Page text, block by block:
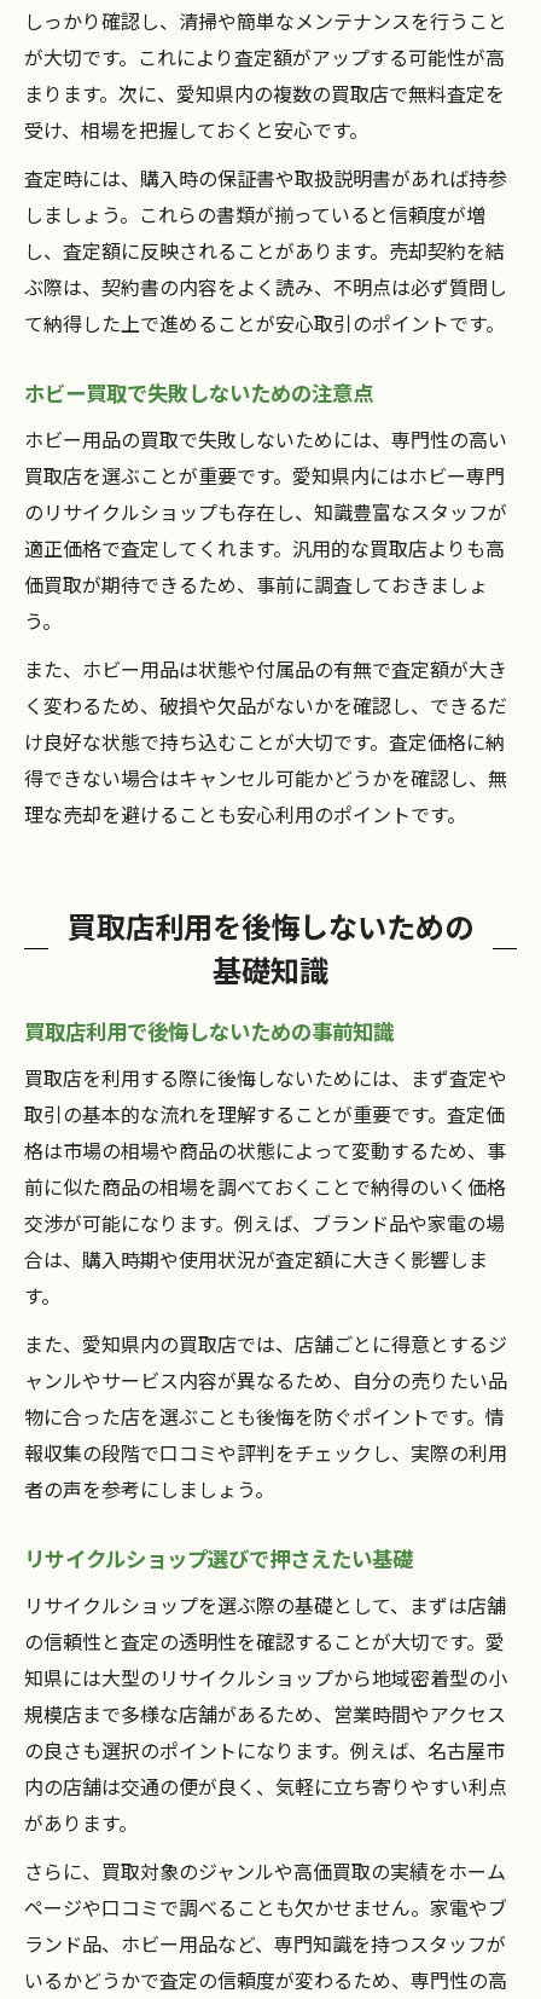
しっかり確認し、清掃や簡単なメンテナンスを行うこと
が大切です。これにより査定額がアップする可能性が高
まります。次に、愛知県内の複数の買取店で無料査定を
受け、相場を把握しておくと安心です。
査定時には、購入時の保証書や取扱説明書があれば持参
しましょう。これらの書類が揃っていると信頼度が増
し、査定額に反映されることがあります。売却契約を結
ぶ際は、契約書の内容をよく読み、不明点は必ず質問し
て納得した上で進めることが安心取引のポイントです。
ホビー買取で失敗しないための注意点
ホビー用品の買取で失敗しないためには、専門性の高い
買取店を選ぶことが重要です。愛知県内にはホビー専門
のリサイクルショップも存在し、知識豊富なスタッフが
適正価格で査定してくれます。汎用的な買取店よりも高
価買取が期待できるため、事前に調査しておきましょ
う。
また、ホビー用品は状態や付属品の有無で査定額が大き
く変わるため、破損や欠品がないかを確認し、できるだ
け良好な状態で持ち込むことが大切です。査定価格に納
得できない場合はキャンセル可能かどうかを確認し、無
理な売却を避けることも安心利用のポイントです。
買取店利用を後悔しないための
基礎知識
買取店利用で後悔しないための事前知識
買取店を利用する際に後悔しないためには、まず査定や
取引の基本的な流れを理解することが重要です。査定価
格は市場の相場や商品の状態によって変動するため、事
前に似た商品の相場を調べておくことで納得のいく価格
交渉が可能になります。例えば、ブランド品や家電の場
合は、購入時期や使用状況が査定額に大きく影響しま
す。
また、愛知県内の買取店では、店舗ごとに得意とするジ
ャンルやサービス内容が異なるため、自分の売りたい品
物に合った店を選ぶことも後悔を防ぐポイントです。情
報収集の段階で口コミや評判をチェックし、実際の利用
者の声を参考にしましょう。
リサイクルショップ選びで押さえたい基礎
リサイクルショップを選ぶ際の基礎として、まずは店舗
の信頼性と査定の透明性を確認することが大切です。愛
知県には大型のリサイクルショップから地域密着型の小
規模店まで多様な店舗があるため、営業時間やアクセス
の良さも選択のポイントになります。例えば、名古屋市
内の店舗は交通の便が良く、気軽に立ち寄りやすい利点
があります。
さらに、買取対象のジャンルや高価買取の実績をホーム
ページや口コミで調べることも欠かせません。家電やブ
ランド品、ホビー用品など、専門知識を持つスタッフが
いるかどうかで査定の信頼度が変わるため、専門性の高